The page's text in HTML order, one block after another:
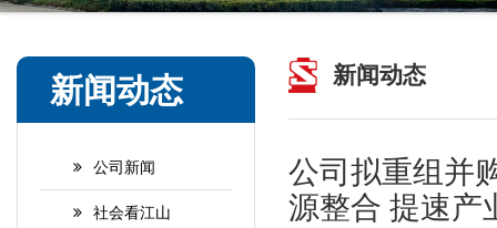
新闻动态
公司新闻
社会看江山
新闻动态
公司拟重组并
源整合 提速产